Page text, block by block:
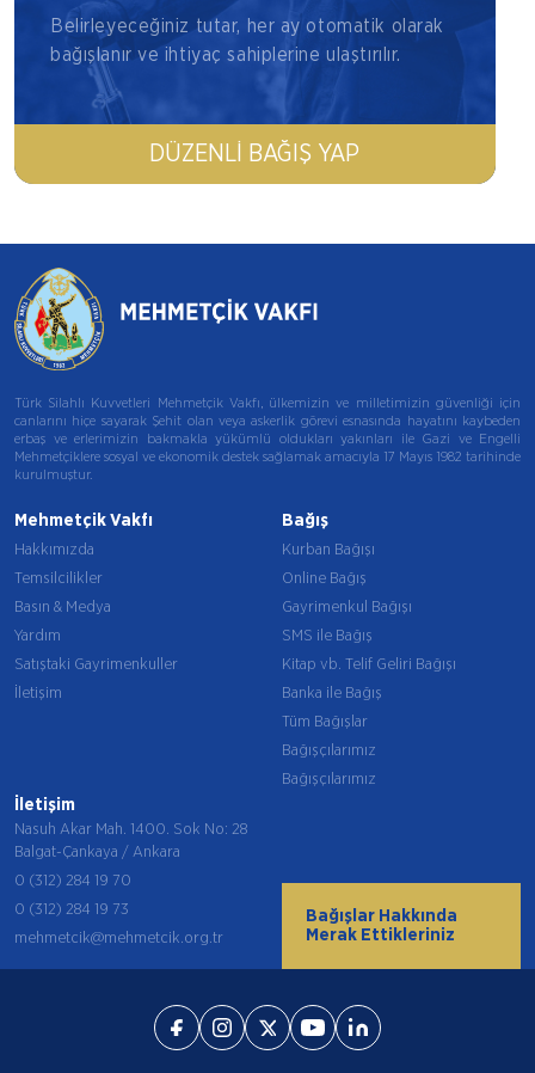
Belirleyeceğiniz tutar, her ay otomatik olarak
bağışlanır ve ihtiyaç sahiplerine ulaştırılır.
DÜZENLI BAĞIŞ YAP
Türk Silahlı Kuvvetleri Mehmetçik Vakfı, ülkemizin ve milletimizin güvenliği için
canlarını hiçe sayarak Şehit olan veya askerlik görevi esnasında hayatını kaybeden
erbaş ve erlerimizin bakmakla yükümlü oldukları yakınları ile Gazi ve Engelli
Mehmetçiklere sosyal ve ekonomik destek sağlamak amacıyla 17 Mayıs 1982 tarihinde
kurulmuştur.
Mehmetçik Vakfı
Hakkımızda
Temsilcilikler
Basın & Medya
Yardım
Satıştaki Gayrimenkuller
İletişim
Bağış
Kurban Bağışı
Online Bağış
Gayrimenkul Bağışı
SMS ile Bağış
Kitap vb. Telif Geliri Bağışı
Banka ile Bağış
Tüm Bağışlar
Bağışçılarımız
Bağışçılarımız
İletişim
Nasuh Akar Mah. 1400. Sok No: 28
Balgat-Çankaya / Ankara
0 (312) 284 19 70
0 (312) 284 19 73
mehmetcik@mehmetcik.org.tr
Bağışlar Hakkında
Merak Ettikleriniz